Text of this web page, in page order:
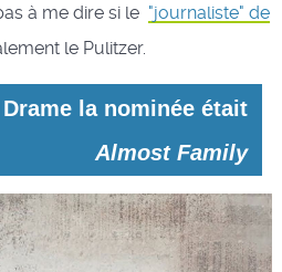
à me dire si le "journaliste" de
le Pulitzer.
la nominée était
Almost Family